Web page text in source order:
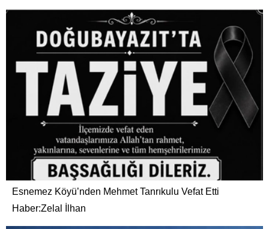
Esnemez Köyü’nden Mehmet Tanrıkulu Vefat Etti
Haber:Zelal İlhan